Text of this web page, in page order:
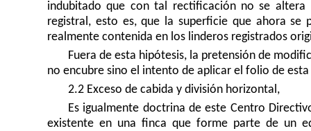
indubitado que con tal rectificación no se
registral, esto es, que la superficie que ahora
realmente contenida en los linderos registrados
Fuera de esta hipótesis, la pretensión de
no encubre sino el intento de aplicar el folio de
2.2 Exceso de cabida y división horizontal,
Es igualmente doctrina de este Centro
existente en una finca que forme parte de un